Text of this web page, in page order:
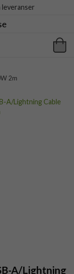
leveranser
2m
A/Lightning